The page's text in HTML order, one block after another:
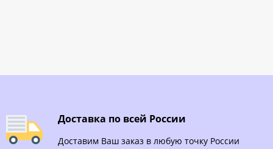
Доставка по всей России
Доставим Ваш заказ в любую точку России